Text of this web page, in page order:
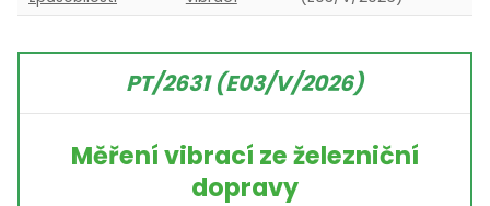
PT/2631 (E03/V/2026)
Měření vibrací ze železniční
dopravy